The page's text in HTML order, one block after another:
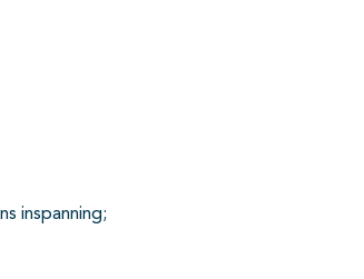
inspanning;